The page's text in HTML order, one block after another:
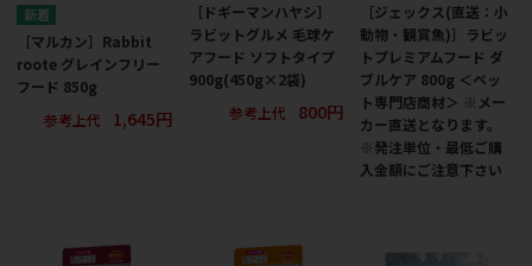
［マルカン］Rabbit
roote グレインフリー
フード 850g
参考上代
1,645円
［ドギーマンハヤシ］
ラビットグルメ 毛球ケ
アフード ソフトタイプ
900g(450g×2袋)
参考上代
800円
［ジェックス(直送：小
動物・観賞魚)］ラビッ
トプレミアムフード ダ
ブルケア 800g ＜ペッ
ト専門店商材＞ ※メー
カー直送となります。
※発注単位・最低ご購
入金額にご注意下さい